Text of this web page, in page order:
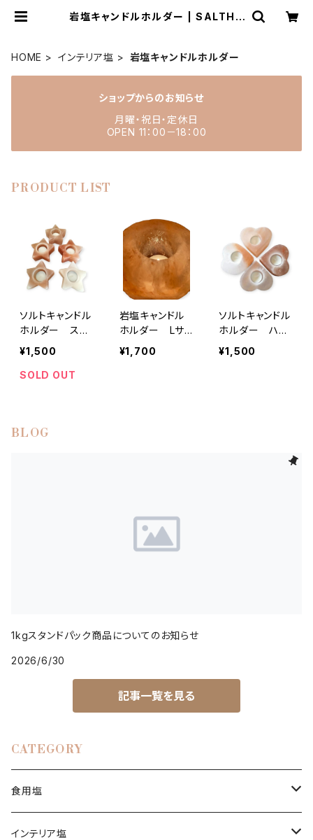
岩塩キャンドルホルダー | SALTHO
HOME インテリア塩 岩塩キャンドルホルダー
ショップからのお知らせ
月曜・祝日・定休日
OPEN 11：00－18：00
PRODUCT LIST
ソルトキャンドル
ホルダー スタ
ー型
¥1,500
SOLD OUT
岩塩キャンドル
ホルダー Lサイ
ズ
¥1,700
ソルトキャンドル
ホルダー ハー
ト型
¥1,500
BLOG
1kgスタンドパック商品についてのお知らせ
2026/6/30
記事一覧を見る
CATEGORY
食用塩
ヒマラヤ岩塩
インテリア塩